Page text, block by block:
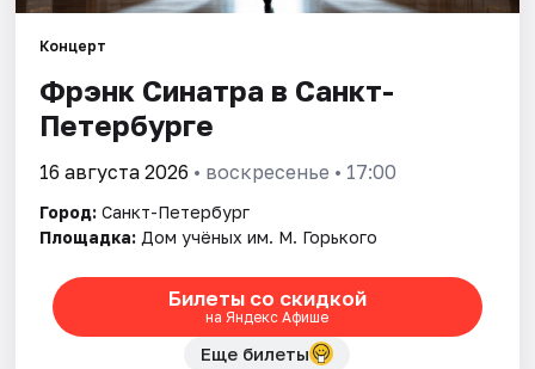
Города
Площадки
Рейтинги
Концерт
Фрэнк Синатра в Санкт-
Петербурге
16 августа 2026 • воскресенье • 17:00
Город: Санкт-Петербург
Площадка: Дом учёных им. М. Горького
Билеты со скидкой
на Яндекс Афише
Еще билеты